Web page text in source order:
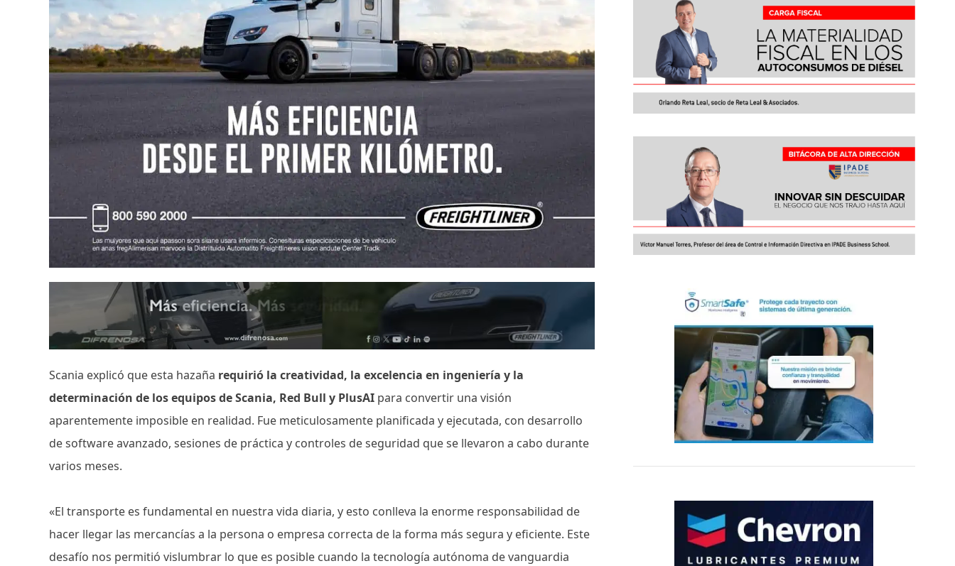
Scania explicó que esta hazaña requirió la creatividad, la excelencia en ingeniería y la
determinación de los equipos de Scania, Red Bull y PlusAI para convertir una visión
aparentemente imposible en realidad. Fue meticulosamente planificada y ejecutada, con desarrollo
de software avanzado, sesiones de práctica y controles de seguridad que se llevaron a cabo durante
varios meses.
«El transporte es fundamental en nuestra vida diaria, y esto conlleva la enorme responsabilidad de
hacer llegar las mercancías a la persona o empresa correcta de la forma más segura y eficiente. Este
desafío nos permitió vislumbrar lo que es posible cuando la tecnología autónoma de vanguardia